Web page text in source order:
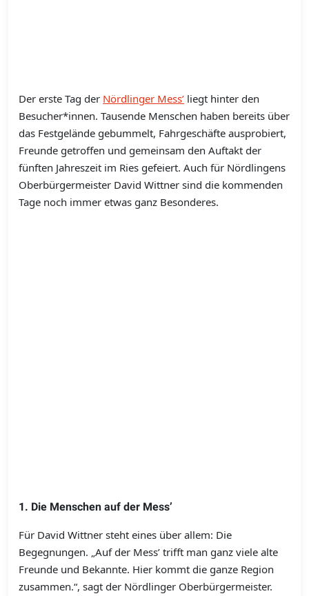
Der erste Tag der Nördlinger Mess’ liegt hinter den
Besucher*innen. Tausende Menschen haben bereits über
das Festgelände gebummelt, Fahrgeschäfte ausprobiert,
Freunde getroffen und gemeinsam den Auftakt der
fünften Jahreszeit im Ries gefeiert. Auch für Nördlingens
Oberbürgermeister David Wittner sind die kommenden
Tage noch immer etwas ganz Besonderes.
1. Die Menschen auf der Mess’
Für David Wittner steht eines über allem: Die
Begegnungen. „Auf der Mess’ trifft man ganz viele alte
Freunde und Bekannte. Hier kommt die ganze Region
zusammen.“, sagt der Nördlinger Oberbürgermeister.